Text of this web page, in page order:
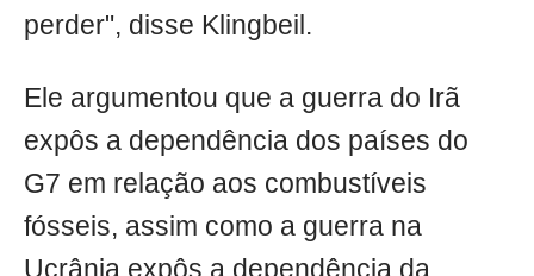
perder", disse Klingbeil.
Ele argumentou que a guerra do Irã
expôs a dependência dos países do
G7 em relação aos combustíveis
fósseis, assim como a guerra na
Ucrânia expôs a dependência da